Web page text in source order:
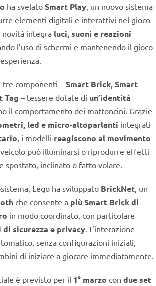
ha svelato Smart Play, un nuovo sistema
elementi digitali e interattivi nel gioco
novità integra luci, suoni e reazioni
l’uso di schermi e mantenendo il gioco
tre componenti – Smart Brick, Smart
Tag – tessere dotate di un’identità
il comportamento dei mattoncini. Grazie
led e micro-altoparlanti integrati
, i modelli reagiscono al movimento
veicolo può illuminarsi o riprodurre effetti
spostato, inclinato o fatto volare.
Lego ha sviluppato BrickNet, un
che consente a più Smart Brick di
in modo coordinato, con particolare
sicurezza e privacy. L’interazione
senza configurazioni iniziali,
di iniziare a giocare immediatamente.
è previsto per il 1° marzo con due set